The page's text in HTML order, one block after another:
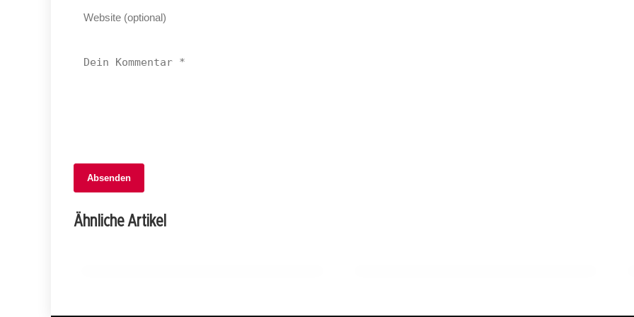
Absenden
Ähnliche Artikel
04. Februar 2026
Einbrüche in Herisau: Bäckerei und